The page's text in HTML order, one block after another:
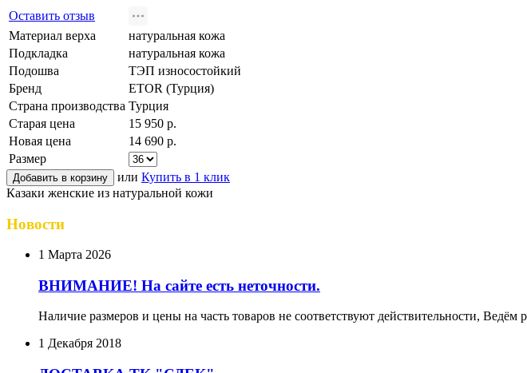
Оставить отзыв
Материал верха
натуральная кожа
Подкладка
натуральная кожа
Подошва
ТЭП износостойкий
Бренд
ETOR (Турция)
Страна производства Турция
Старая цена
15 950 р.
Новая цена
14 690 р.
Размер
или Купить в 1 клик
Казаки женские из натуральной кожи
Новости
1 Марта 2026
ВНИМАНИЕ! На сайте есть неточности.
Наличие размеров и цены на часть товаров не соответствуют действительности, Ведём
1 Декабря 2018